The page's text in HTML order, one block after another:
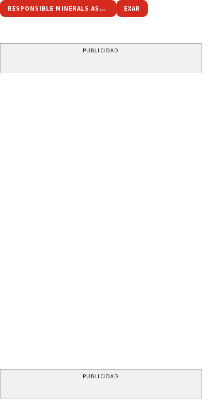
RESPONSIBLE MINERALS ASSURANCE PROCESS EXAR
PUBLICIDAD
PUBLICIDAD